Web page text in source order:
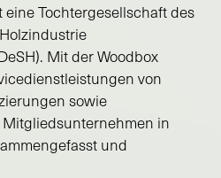
eine Tochtergesellschaft des
Mit der Woodbox
von
sowie
in
und